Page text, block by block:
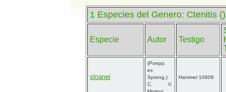
1 Especies del Genero: Ctenitis ()
Especie Autor Testigo
sloanei
(Poepp.
ex
Spreng.)
C. V.
Hammel 10609